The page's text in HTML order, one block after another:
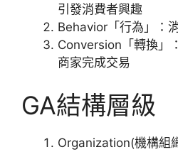
引發消費者興趣
Behavior「行為」：
Conversion「轉換」
商家完成交易
GA結構層級
Organization(機構組